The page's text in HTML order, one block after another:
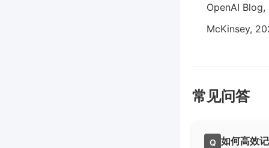
OpenAI
McKinsey,
常见问答
Q 如何高效